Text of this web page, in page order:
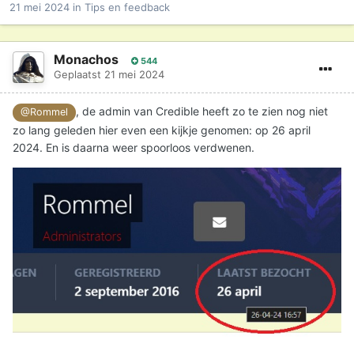
21 mei 2024 in Tips en feedback
Monachos 544
Geplaatst 21 mei 2024
@Rommel
, de admin van Credible heeft zo te zien nog niet
zo lang geleden hier even een kijkje genomen: op 26 april
2024. En is daarna weer spoorloos verdwenen.